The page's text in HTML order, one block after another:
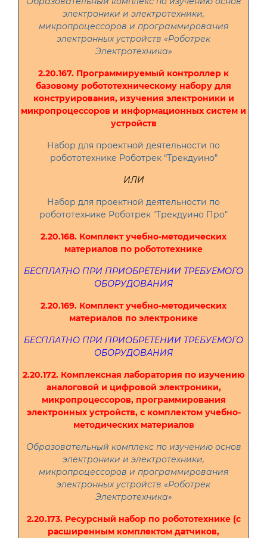
электроники и электротехники,
микропроцессоров и программирования
электронных устройств «Роботрек
Электротехника»
2.20.167. Программируемый контроллер к
базовому робототехническому набору для
конструирования, изучения электроники и
микропроцессоров и информационных систем и
устройств
Набор для проектной деятельности по
робототехнике Роботрек “Трекдуино”
ИЛИ
Набор для проектной деятельности по
робототехнике Роботрек "Трекдуино Про"
2.20.168. Комплект учебно-методических
материалов по робототехнике
БЕСПЛАТНО ПРИ ПРИОБРЕТЕНИИ ТРЕБУЕМОГО
ОБОРУДОВАНИЯ
2.20.169. Комплект учебно-методических
материалов по электронике
БЕСПЛАТНО ПРИ ПРИОБРЕТЕНИИ ТРЕБУЕМОГО
ОБОРУДОВАНИЯ
2.20.172. Комплексная лаборатория по изучению
аналоговой и цифровой электроники,
микропроцессоров, программирования
электронных устройств, с комплектом учебно-
методических материалов
Образовательный комплекс по изучению основ
электроники и электротехники,
микропроцессоров и программирования
электронных устройств «Роботрек
Электротехника»
2.20.173. Ресурсный набор по робототехнике (с
расширенным комплектом датчиков,